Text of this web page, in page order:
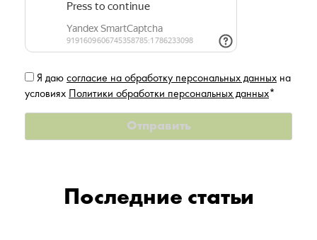
Я даю согласие на обработку персональных данных на
условиях Политики обработки персональных данных*
Последние статьи